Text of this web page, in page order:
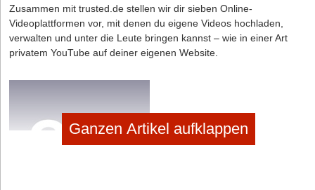
Zusammen mit trusted.de stellen wir dir sieben Online-
Videoplattformen vor, mit denen du eigene Videos hochladen,
verwalten und unter die Leute bringen kannst – wie in einer Art
privatem YouTube auf deiner eigenen Website.
Ganzen Artikel aufklappen